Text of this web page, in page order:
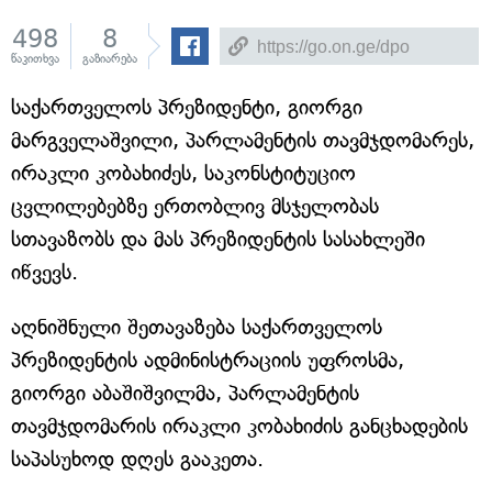
498
წაკითხვა
8
გაზიარება
საქართველოს პრეზიდენტი, გიორგი
მარგველაშვილი, პარლამენტის თავმჯდომარეს,
ირაკლი კობახიძეს, საკონსტიტუციო
ცვლილებებზე ერთობლივ მსჯელობას
სთავაზობს და მას პრეზიდენტის სასახლეში
იწვევს.
აღნიშნული შეთავაზება საქართველოს
პრეზიდენტის ადმინისტრაციის უფროსმა,
გიორგი აბაშიშვილმა, პარლამენტის
თავმჯდომარის ირაკლი კობახიძის განცხადების
საპასუხოდ დღეს გააკეთა.